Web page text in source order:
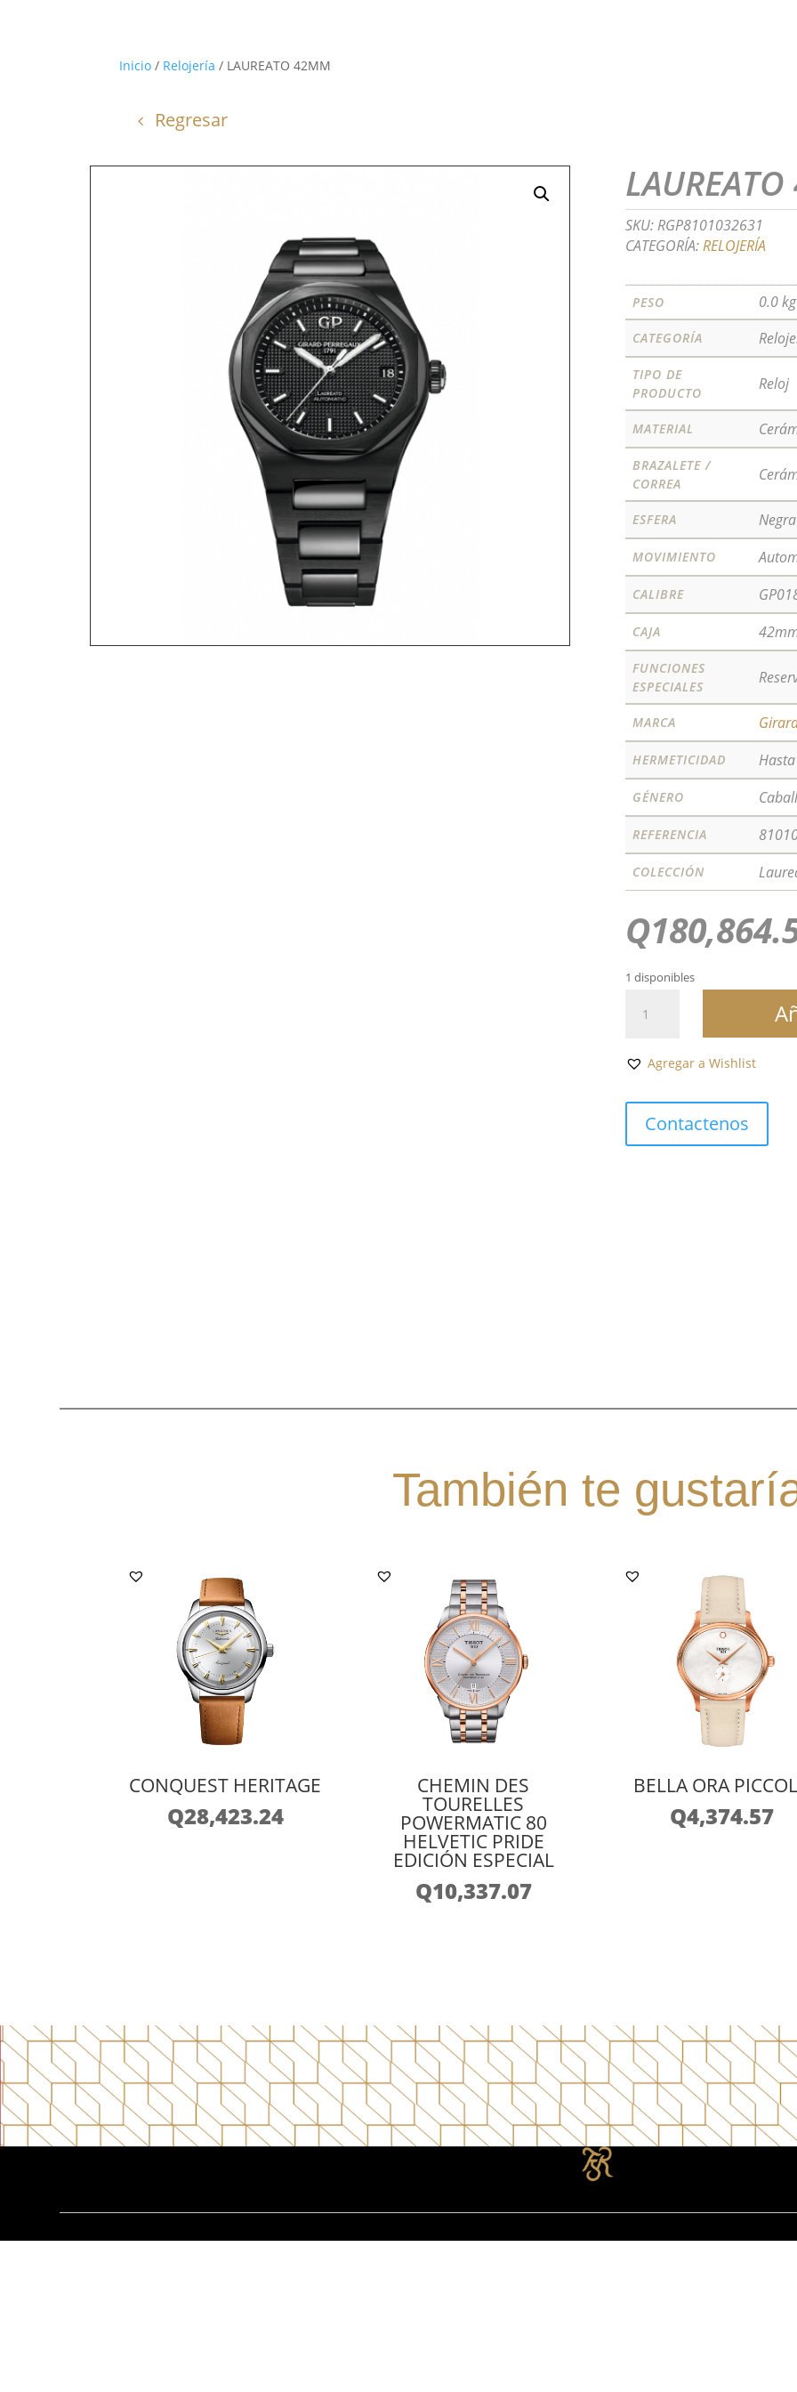
Inicio / Relojería / LAUREATO 42MM
Regresar
SKU:RGP8101032631
CATEGORÍA:RELOJERÍA
PESO 0.0 kg
CATEGORÍA
TIPO DE
PRODUCTO
Reloj
MATERIAL
BRAZALETE /
CORREA
ESFERA Negra
MOVIMIENTO
CALIBRE
CAJA
FUNCIONES
ESPECIALES
MARCA
HERMETICIDAD
GÉNERO
REFERENCIA
COLECCIÓN
Q
1 disponibles
42MM
Agregar a Wishlist
Contactenos
También te
CONQUEST HERITAGE
Q28,423.24
CHEMIN DES
TOURELLES
POWERMATIC 80
HELVETIC PRIDE
EDICIÓN ESPECIAL
Q10,337.07
BELLA ORA
Q4,374.57